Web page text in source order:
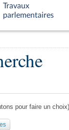
Travaux
parlementaires
pour faire un choix)